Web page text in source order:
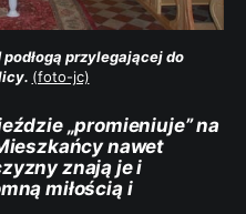
przylegającej do
(foto-jc)
„promieniuje” na
nawet
znają je i
miłością i